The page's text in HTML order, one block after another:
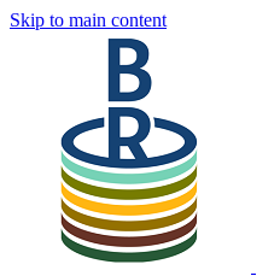
Skip to main content